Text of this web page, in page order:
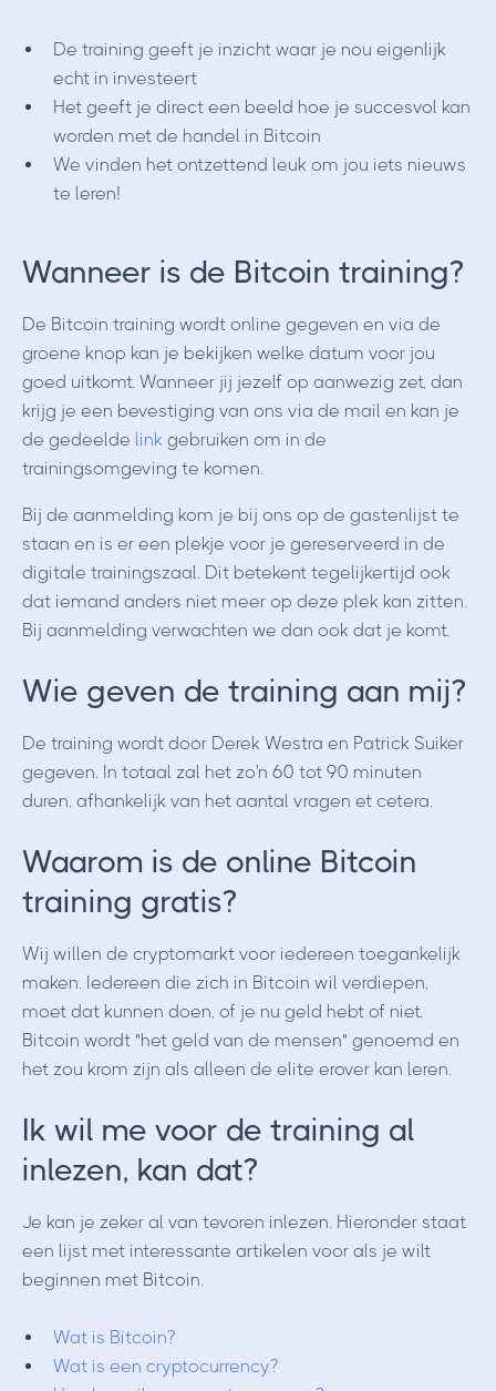
De training geeft je inzicht waar je nou eigenlijk
echt in investeert
Het geeft je direct een beeld hoe je succesvol kan
worden met de handel in Bitcoin
We vinden het ontzettend leuk om jou iets nieuws
te leren!
Wanneer is de Bitcoin training?
De Bitcoin training wordt online gegeven en via de
groene knop kan je bekijken welke datum voor jou
goed uitkomt. Wanneer jij jezelf op aanwezig zet, dan
krijg je een bevestiging van ons via de mail en kan je
de gedeelde link gebruiken om in de
trainingsomgeving te komen.
Bij de aanmelding kom je bij ons op de gastenlijst te
staan en is er een plekje voor je gereserveerd in de
digitale trainingszaal. Dit betekent tegelijkertijd ook
dat iemand anders niet meer op deze plek kan zitten.
Bij aanmelding verwachten we dan ook dat je komt.
Wie geven de training aan mij?
De training wordt door Derek Westra en Patrick Suiker
gegeven. In totaal zal het zo'n 60 tot 90 minuten
duren, afhankelijk van het aantal vragen et cetera.
Waarom is de online Bitcoin
training gratis?
Wij willen de cryptomarkt voor iedereen toegankelijk
maken. Iedereen die zich in Bitcoin wil verdiepen,
moet dat kunnen doen, of je nu geld hebt of niet.
Bitcoin wordt "het geld van de mensen" genoemd en
het zou krom zijn als alleen de elite erover kan leren.
Ik wil me voor de training al
inlezen, kan dat?
Je kan je zeker al van tevoren inlezen. Hieronder staat
een lijst met interessante artikelen voor als je wilt
beginnen met Bitcoin.
Wat is Bitcoin?
Wat is een cryptocurrency?